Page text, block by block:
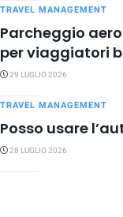
TRAVEL MANAGEMENT
Parcheggio
per viaggiatori
29 LUGLIO 2026
TRAVEL MANAGEMENT
Posso usare
28 LUGLIO 2026